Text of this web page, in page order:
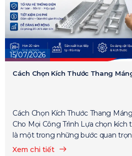
15/07/2026
Cách Chọn Kích Thước Thang
Cách Chọn Kích Thước Thang
Cho Mọi Công Trình Lựa chọn
là một trong những bước quan
Xem chi tiết